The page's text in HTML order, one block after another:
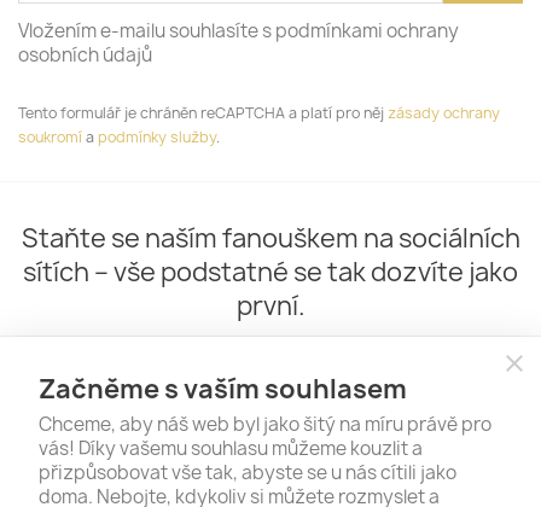
Vložením e-mailu souhlasíte s podmínkami ochrany
osobních údajů
Tento formulář je chráněn reCAPTCHA a platí pro něj zásady ochrany
soukromía podmínky služby.
Staňte se naším fanouškem na sociálních
sítích – vše podstatné se tak dozvíte jako
první.
close
Začněme s vaším souhlasem
Chceme, aby náš web byl jako šitý na míru právě pro
vás! Díky vašemu souhlasu můžeme kouzlit a
přizpůsobovat vše tak, abyste se u nás cítili jako
doma. Nebojte, kdykoliv si můžete rozmyslet a